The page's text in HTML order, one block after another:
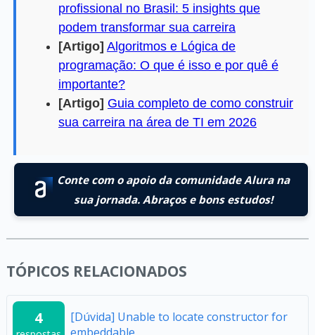
profissional no Brasil: 5 insights que
podem transformar sua carreira
[Artigo] Algoritmos e Lógica de
programação: O que é isso e por quê é
importante?
[Artigo] Guia completo de como construir
sua carreira na área de TI em 2026
Conte com o apoio da comunidade Alura na
sua jornada. Abraços e bons estudos!
TÓPICOS RELACIONADOS
4
[Dúvida] Unable to locate constructor for